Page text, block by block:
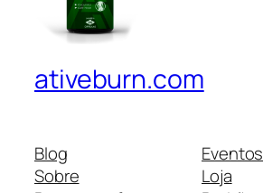
ativeburn.com
Blog
Sobre
Eventos
Loja